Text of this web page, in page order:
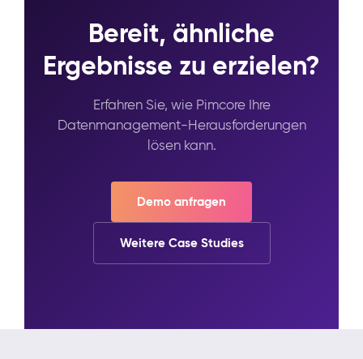
Bereit, ähnliche
Ergebnisse zu erzielen?
Erfahren Sie, wie Pimcore Ihre
Datenmanagement-Herausforderungen
lösen kann.
Demo anfragen
Weitere Case Studies